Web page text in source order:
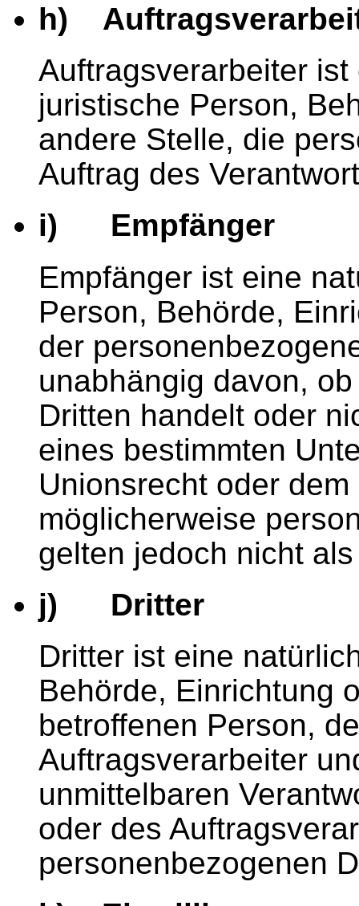
h)
Auftragsverarbeiter
juristische Person,
andere Stelle, die
Auftrag des
i) Empfänger
Empfänger ist eine
Person, Behörde,
der
unabhängig davon,
Dritten handelt oder
eines bestimmten
Unionsrecht oder
möglicherweise
gelten jedoch nicht
j) Dritter
Dritter ist eine
Behörde, Einrichtung
betroffenen Person,
Auftragsverarbeiter
unmittelbaren
oder des
personenbezogenen